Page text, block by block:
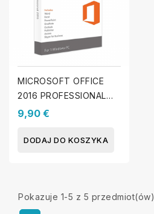
MICROSOFT OFFICE
2016 PROFESSIONAL
PLUS (WINDOWS)
9,90 €
DODAJ DO KOSZYKA
Pokazuje 1-5 z 5 przedmiot(ów)